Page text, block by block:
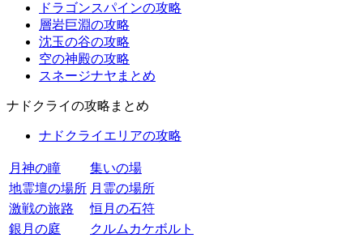
ドラゴンスパインの攻略
層岩巨淵の攻略
沈玉の谷の攻略
空の神殿の攻略
スネージナヤまとめ
ナドクライの攻略まとめ
ナドクライエリアの攻略
月神の瞳
集いの場
地霊壇の場所 月霊の場所
激戦の旅路
恒月の石符
銀月の庭
クルムカケボルト